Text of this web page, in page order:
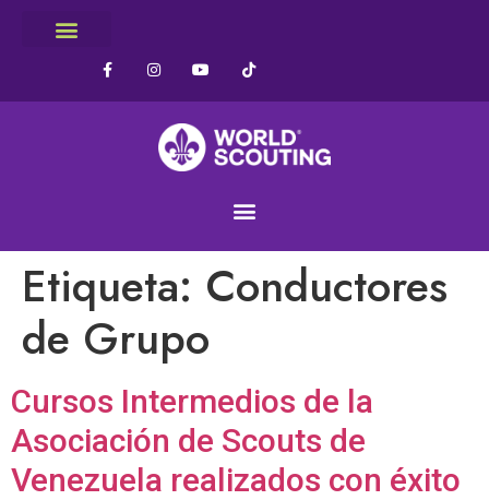
Etiqueta: Conductores
de Grupo
Cursos Intermedios de la
Asociación de Scouts de
Venezuela realizados con éxito